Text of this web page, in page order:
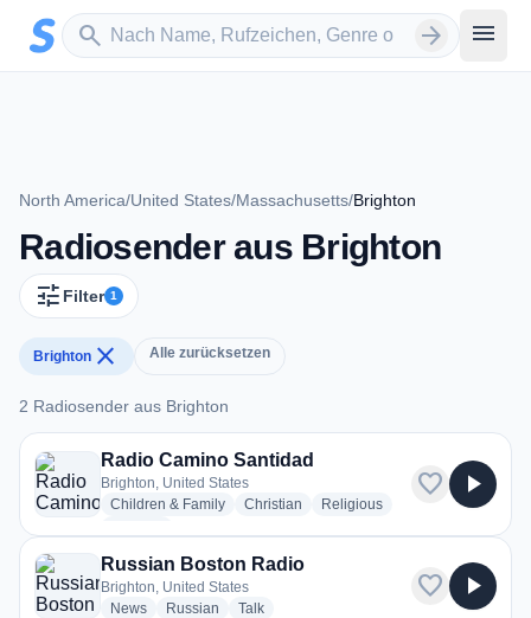
Zum Hauptinhalt springen
search
Sender suchen arrow_forward menu
North America/United States/Massachusetts/Brighton
Radiosender aus Brighton
tune Filter 1
Brighton close Alle zurücksetzen
2 Radiosender aus Brighton
2 Radiosender aus Brighton
Radio Camino Santidad
Brighton, United States
Children & Familyradio stations
Christian radio stations
Religiousradio stations
favorite play_arrow
Russian Boston Radio
Brighton, United States
Newsradio stations
Russian radio stations
Talkradio stations
favorite play_arrow